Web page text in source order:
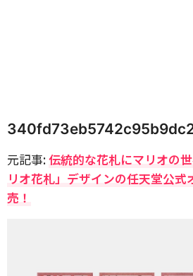
元記事:伝統的な花札にマリオの
リオ花札」デザインの任天堂公式
売！